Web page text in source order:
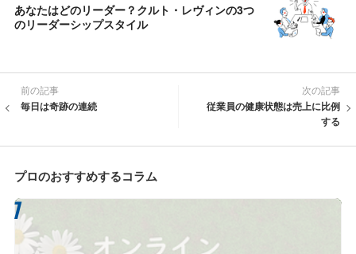
あなたはどのリーダー？クルト・レヴィンの3つ
のリーダーシップスタイル
前の記事
毎日は奇跡の連続
次の記事
従業員の健康状態は売上に比例
する
プロのおすすめするコラム